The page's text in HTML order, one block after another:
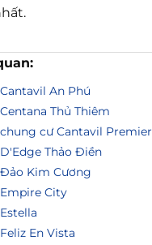
An Phú
Thủ Thiêm
cư Cantavil Premier
Thảo Điền
Kim Cương
City
En Vista